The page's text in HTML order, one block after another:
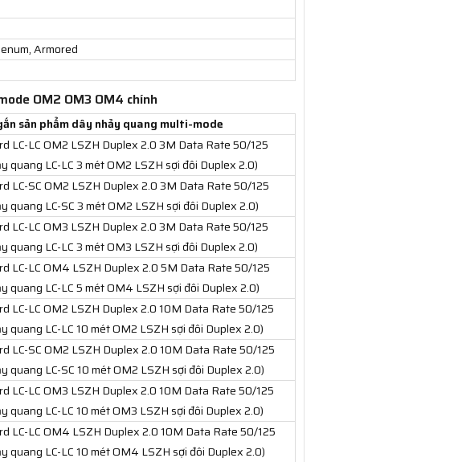
Armored
OM2 OM3 OM4 chính
sản phẩm dây nhảy quang multi-mode
LC-LC OM2 LSZH Duplex 2.0 3M Data Rate 50/125
quang LC-LC 3 mét OM2 LSZH sợi đôi Duplex 2.0)
LC-SC OM2 LSZH Duplex 2.0 3M Data Rate 50/125
quang LC-SC 3 mét OM2 LSZH sợi đôi Duplex 2.0)
LC-LC OM3 LSZH Duplex 2.0 3M Data Rate 50/125
quang LC-LC 3 mét OM3 LSZH sợi đôi Duplex 2.0)
LC-LC OM4 LSZH Duplex 2.0 5M Data Rate 50/125
quang LC-LC 5 mét OM4 LSZH sợi đôi Duplex 2.0)
LC-LC OM2 LSZH Duplex 2.0 10M Data Rate 50/125
quang LC-LC 10 mét OM2 LSZH sợi đôi Duplex 2.0)
LC-SC OM2 LSZH Duplex 2.0 10M Data Rate 50/125
quang LC-SC 10 mét OM2 LSZH sợi đôi Duplex 2.0)
LC-LC OM3 LSZH Duplex 2.0 10M Data Rate 50/125
quang LC-LC 10 mét OM3 LSZH sợi đôi Duplex 2.0)
LC-LC OM4 LSZH Duplex 2.0 10M Data Rate 50/125
quang LC-LC 10 mét OM4 LSZH sợi đôi Duplex 2.0)